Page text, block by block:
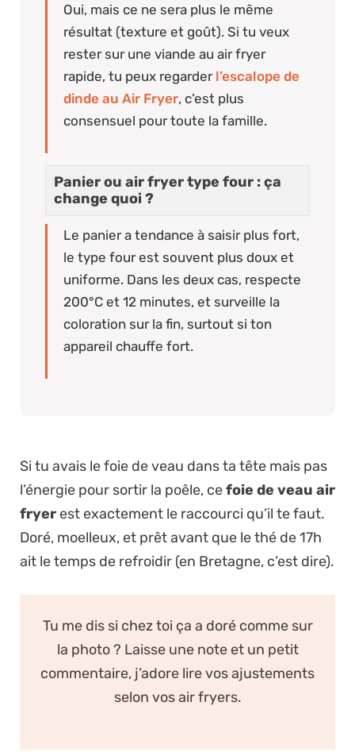
Oui, mais ce ne sera plus le même
résultat (texture et goût). Si tu veux
rester sur une viande au air fryer
rapide, tu peux regarder l’escalope de
dinde au Air Fryer, c’est plus
consensuel pour toute la famille.
Panier ou air fryer type four : ça
change quoi ?
Le panier a tendance à saisir plus fort,
le type four est souvent plus doux et
uniforme. Dans les deux cas, respecte
200°C et 12 minutes, et surveille la
coloration sur la fin, surtout si ton
appareil chauffe fort.
Si tu avais le foie de veau dans ta tête mais pas
l’énergie pour sortir la poêle, cefoie de veau air
fryer est exactement le raccourci qu’il te faut.
Doré, moelleux, et prêt avant que le thé de 17h
ait le temps de refroidir (en Bretagne, c’est dire).
Tu me dis si chez toi ça a doré comme sur
la photo ? Laisse une note et un petit
commentaire, j’adore lire vos ajustements
selon vos air fryers.